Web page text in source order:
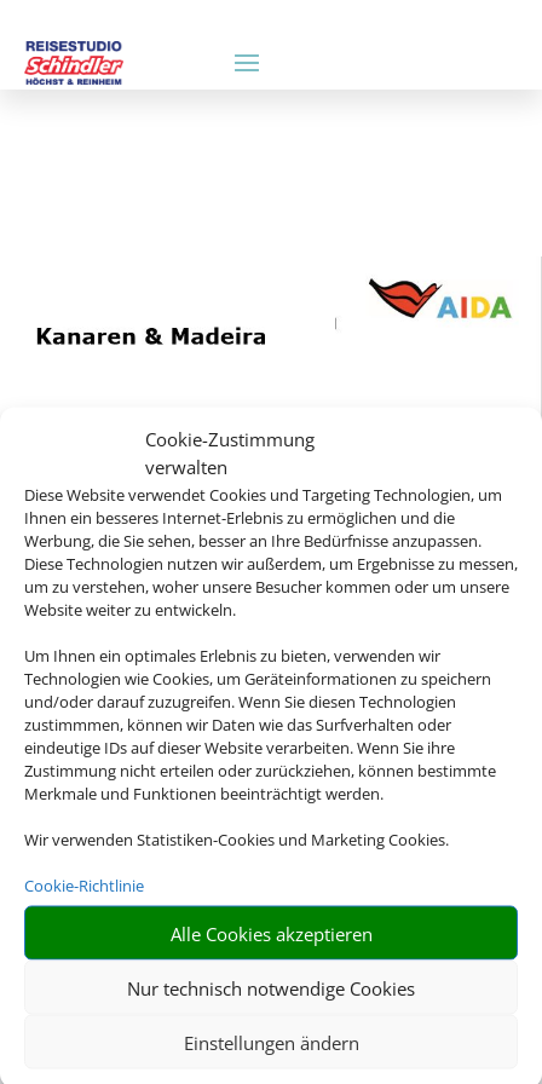
Cookie-Zustimmung
verwalten
Diese Website verwendet Cookies und Targeting Technologien, um
Ihnen ein besseres Internet-Erlebnis zu ermöglichen und die
Werbung, die Sie sehen, besser an Ihre Bedürfnisse anzupassen.
Diese Technologien nutzen wir außerdem, um Ergebnisse zu messen,
um zu verstehen, woher unsere Besucher kommen oder um unsere
Website weiter zu entwickeln.
Um Ihnen ein optimales Erlebnis zu bieten, verwenden wir
Technologien wie Cookies, um Geräteinformationen zu speichern
und/oder darauf zuzugreifen. Wenn Sie diesen Technologien
zustimmmen, können wir Daten wie das Surfverhalten oder
eindeutige IDs auf dieser Website verarbeiten. Wenn Sie ihre
Zustimmung nicht erteilen oder zurückziehen, können bestimmte
Merkmale und Funktionen beeinträchtigt werden.
Wir verwenden Statistiken-Cookies und Marketing Cookies.
Cookie-Richtlinie
Alle Cookies akzeptieren
Nur technisch notwendige Cookies
Einstellungen ändern